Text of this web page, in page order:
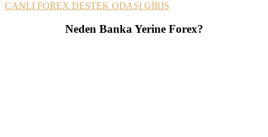
CANLI FOREX DESTEK ODASI GİRİŞ
Neden Banka Yerine Forex?